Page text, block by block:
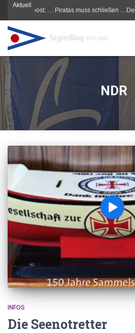
Aktuell
… Piratas muss schließen …Der
NDR
INFOS
Die Seenotretter